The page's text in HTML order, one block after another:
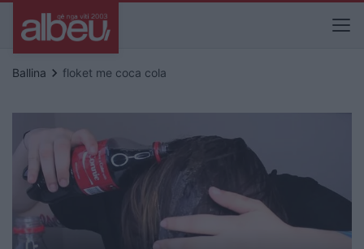
Ballina keyboard_arrow_right floket me coca cola